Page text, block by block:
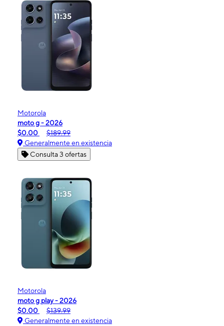
Motorola
moto g - 2026
$0.00
$189.99
Generalmente en existencia
Consulta 3 ofertas
Motorola
moto g play - 2026
$0.00
$139.99
Generalmente en existencia